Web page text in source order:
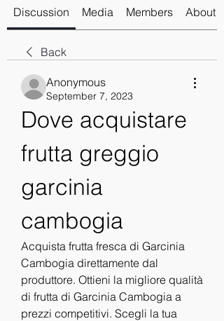
Discussion Media Members About
Back
Anonymous
September 7, 2023
Dove acquistare
frutta greggio
garcinia
cambogia
Acquista frutta fresca di Garcinia
Cambogia direttamente dal
produttore. Ottieni la migliore qualità
di frutta di Garcinia Cambogia a
prezzi competitivi. Scegli la tua